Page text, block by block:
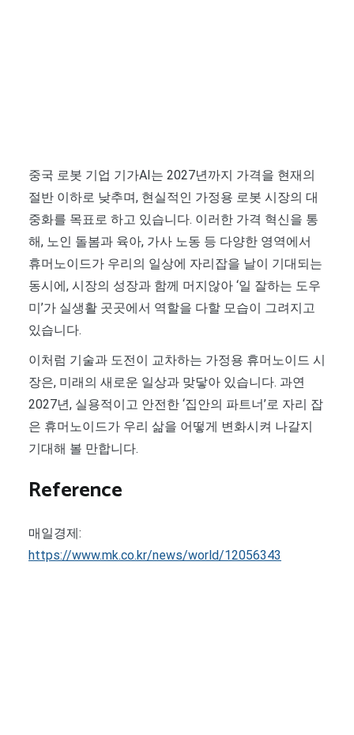
중국 로봇 기업 기가AI는 2027년까지 가격을 현재의
절반 이하로 낮추며, 현실적인 가정용 로봇 시장의 대
중화를 목표로 하고 있습니다. 이러한 가격 혁신을 통
해, 노인 돌봄과 육아, 가사 노동 등 다양한 영역에서
휴머노이드가 우리의 일상에 자리잡을 날이 기대되는
동시에, 시장의 성장과 함께 머지않아 ‘일 잘하는 도우
미’가 실생활 곳곳에서 역할을 다할 모습이 그려지고
있습니다.
이처럼 기술과 도전이 교차하는 가정용 휴머노이드 시
장은, 미래의 새로운 일상과 맞닿아 있습니다. 과연
2027년, 실용적이고 안전한 ‘집안의 파트너’로 자리 잡
은 휴머노이드가 우리 삶을 어떻게 변화시켜 나갈지
기대해 볼 만합니다.
Reference
매일경제:
https://www.mk.co.kr/news/world/12056343